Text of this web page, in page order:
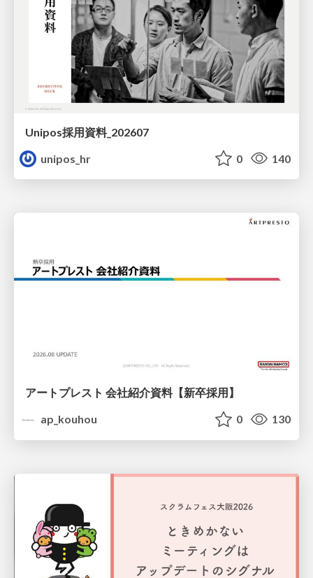
Unipos採用資料_202607
unipos_hr
0 140
アートプレスト 会社紹介資料【新卒採用】
ap_kouhou
0 130